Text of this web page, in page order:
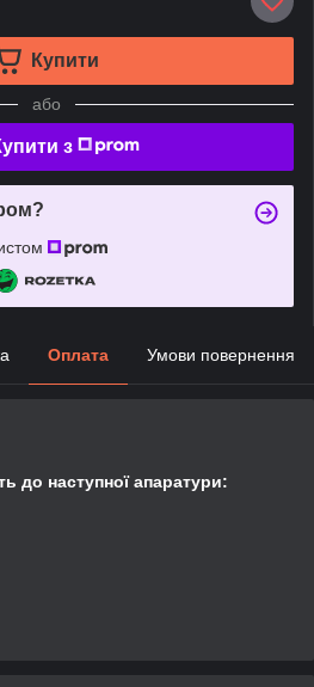
Купити
або
з
Оплата Умови повернення
до наступної апаратури: